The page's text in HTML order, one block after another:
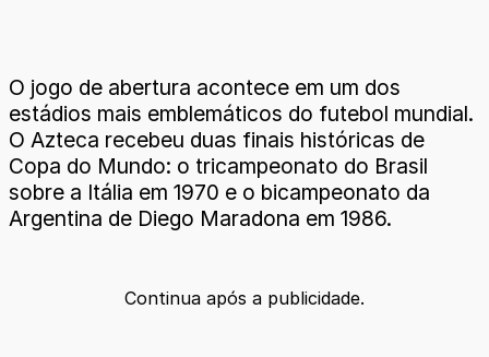
O jogo de abertura acontece em um dos
estádios mais emblemáticos do futebol mundial.
O Azteca recebeu duas finais históricas de
Copa do Mundo: o tricampeonato do Brasil
sobre a Itália em 1970 e o bicampeonato da
Argentina de Diego Maradona em 1986.
Continua após a publicidade.